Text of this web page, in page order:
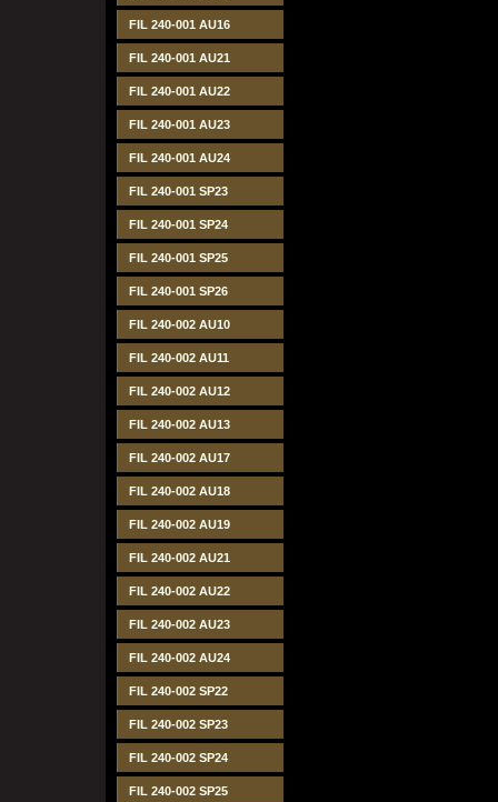
FIL 240-001 AU16
FIL 240-001 AU21
FIL 240-001 AU22
FIL 240-001 AU23
FIL 240-001 AU24
FIL 240-001 SP23
FIL 240-001 SP24
FIL 240-001 SP25
FIL 240-001 SP26
FIL 240-002 AU10
FIL 240-002 AU11
FIL 240-002 AU12
FIL 240-002 AU13
FIL 240-002 AU17
FIL 240-002 AU18
FIL 240-002 AU19
FIL 240-002 AU21
FIL 240-002 AU22
FIL 240-002 AU23
FIL 240-002 AU24
FIL 240-002 SP22
FIL 240-002 SP23
FIL 240-002 SP24
FIL 240-002 SP25